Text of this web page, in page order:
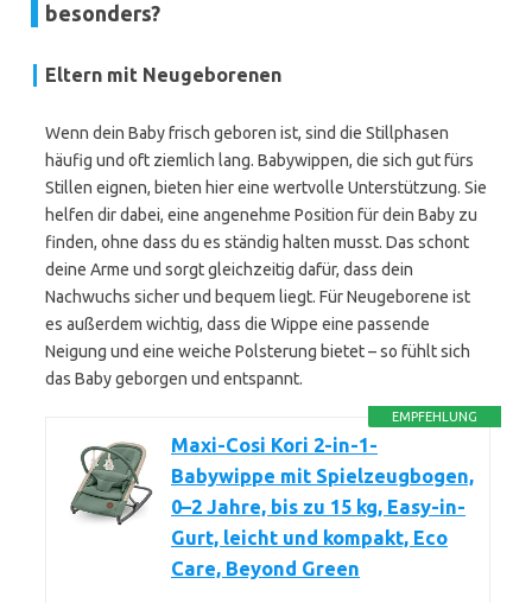
besonders?
Eltern mit Neugeborenen
Wenn dein Baby frisch geboren ist, sind die Stillphasen
häufig und oft ziemlich lang. Babywippen, die sich gut fürs
Stillen eignen, bieten hier eine wertvolle Unterstützung. Sie
helfen dir dabei, eine angenehme Position für dein Baby zu
finden, ohne dass du es ständig halten musst. Das schont
deine Arme und sorgt gleichzeitig dafür, dass dein
Nachwuchs sicher und bequem liegt. Für Neugeborene ist
es außerdem wichtig, dass die Wippe eine passende
Neigung und eine weiche Polsterung bietet – so fühlt sich
das Baby geborgen und entspannt.
EMPFEHLUNG
Maxi-Cosi Kori 2-in-1-
Babywippe mit Spielzeugbogen,
0–2 Jahre, bis zu 15 kg, Easy-in-
Gurt, leicht und kompakt, Eco
Care, Beyond Green